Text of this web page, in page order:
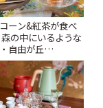
ーン&紅茶が食べ
の中にいるような
自由が丘
TEA」でのんびり
っぷ